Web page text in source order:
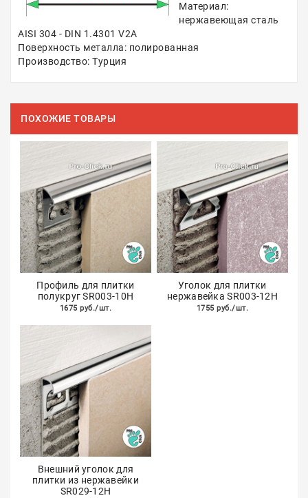
Материал:
нержавеющая сталь
AISI 304 - DIN 1.4301 V2A
Поверхность металла: полированная
Производство: Турция
ПОХОЖИЕ ТОВАРЫ
Профиль для плитки
полукруг SR003-10H
1675 руб./шт.
Уголок для плитки
нержавейка SR003-12H
1755 руб./шт.
Внешний уголок для
плитки из нержавейки
SR029-12H